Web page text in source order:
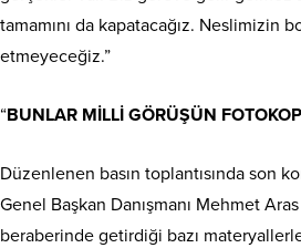
tamamını da kapatacağız. Neslimizin
etmeyeceğiz.”
“BUNLAR MİLLİ GÖRÜŞÜN
Düzenlenen basın toplantısında son
Genel Başkan Danışmanı Mehmet Aras
beraberinde getirdiği bazı